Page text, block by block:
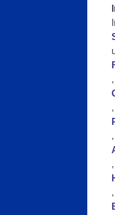
,
,
,
,
,